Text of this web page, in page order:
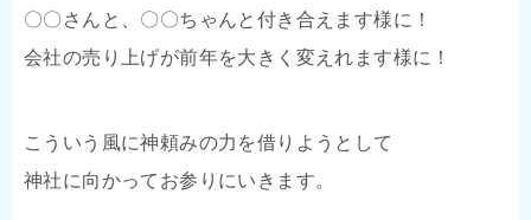
〇〇さんと、〇〇ちゃんと付き合えます様に！
会社の売り上げが前年を大きく変えれます様に！
こういう風に神頼みの力を借りようとして
神社に向かってお参りにいきます。